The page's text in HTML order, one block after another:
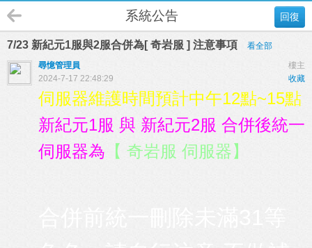
回復
系統公告
7/23 新紀元1服與2服合併為[ 奇岩服 ] 注意事項
看全部
樓主
尋憶管理員
收藏
2024-7-17 22:48:29
伺服器維護時間預計中午12點~15點
新紀元1服 與 新紀元2服 合併後統一
伺服器為 【 奇岩服 伺服器】